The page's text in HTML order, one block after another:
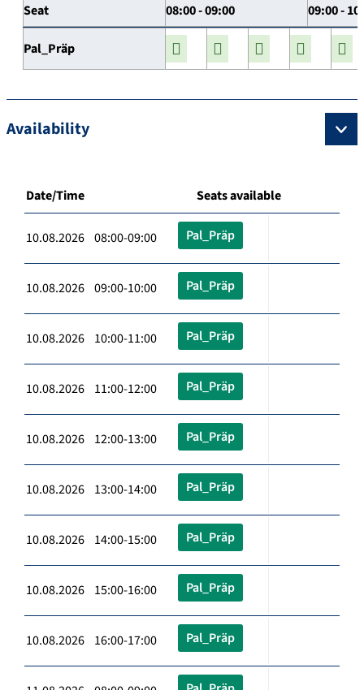
Seat 08:00 - 09:00 09:00 -
Pal_Präp
Availability
Date/Time Seats available
10.08.2026 08:00-09:00 Pal_Präp
10.08.2026 09:00-10:00 Pal_Präp
10.08.2026 10:00-11:00 Pal_Präp
10.08.2026 11:00-12:00 Pal_Präp
10.08.2026 12:00-13:00 Pal_Präp
10.08.2026 13:00-14:00 Pal_Präp
10.08.2026 14:00-15:00 Pal_Präp
10.08.2026 15:00-16:00 Pal_Präp
10.08.2026 16:00-17:00 Pal_Präp